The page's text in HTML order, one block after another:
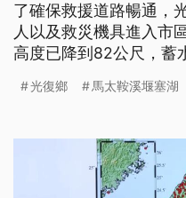
了確保救援道路暢通，
人以及救災機具進入市
高度已降到82公尺，蓄
光復鄉 馬太鞍溪堰塞湖